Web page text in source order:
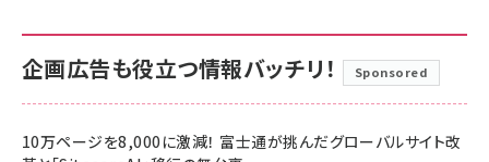
企画広告も役立つ情報バッチリ！ Sponsored
10万ページを8,000に激減！ 富士通が挑んだグローバルサイト改